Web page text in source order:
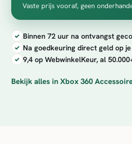
Vaste prijs vooraf, geen
Binnen 72 uur na ontvangst
Na goedkeuring direct geld op
9,4 op WebwinkelKeur, al
Bekijk alles in Xbox 360